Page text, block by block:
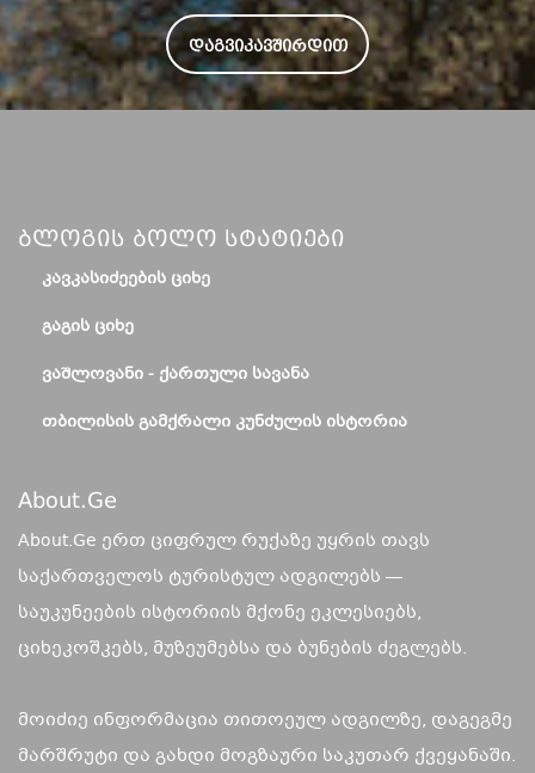
ᲓᲐᲒᲕᲘᲙᲐᲕᲨᲘᲠᲓᲘᲗ
Ბლოგის Ბოლო Სტატიები
ᲙᲐᲕᲙᲐᲡᲘᲫᲔᲔᲑᲘᲡ ᲪᲘᲮᲔ
ᲒᲐᲒᲘᲡ ᲪᲘᲮᲔ
ᲕᲐᲨᲚᲝᲕᲐᲜᲘ - ᲥᲐᲠᲗᲣᲚᲘ ᲡᲐᲕᲐᲜᲐ
ᲗᲑᲘᲚᲘᲡᲘᲡ ᲒᲐᲛᲥᲠᲐᲚᲘ ᲙᲣᲜᲫᲣᲚᲘᲡ ᲘᲡᲢᲝᲠᲘᲐ
About.ge
About.Ge ერთ ციფრულ რუქაზე უყრის თავს
საქართველოს ტურისტულ ადგილებს —
საუკუნეების ისტორიის მქონე ეკლესიებს,
ციხეკოშკებს, მუზეუმებსა და ბუნების ძეგლებს.
მოიძიე ინფორმაცია თითოეულ ადგილზე, დაგეგმე
მარშრუტი და გახდი მოგზაური საკუთარ ქვეყანაში.